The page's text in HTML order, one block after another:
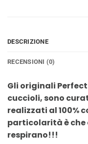
DESCRIZIONE
RECENSIONI (0)
Gli originali
cuccioli, sono
realizzati al 100%
particolarità è che
respirano!!!